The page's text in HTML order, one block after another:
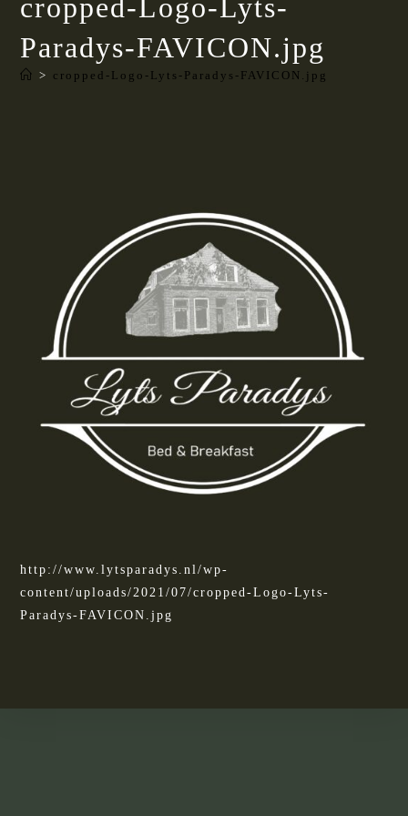
cropped-Logo-Lyts-
Paradys-FAVICON.jpg
> cropped-Logo-Lyts-Paradys-FAVICON.jpg
http://www.lytsparadys.nl/wp-
content/uploads/2021/07/cropped-Logo-Lyts-
Paradys-FAVICON.jpg